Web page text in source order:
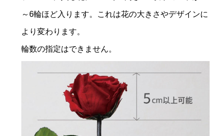
～6輪ほど入ります。これは花の大きさやデザインに
より変わります。
輪数の指定はできません。